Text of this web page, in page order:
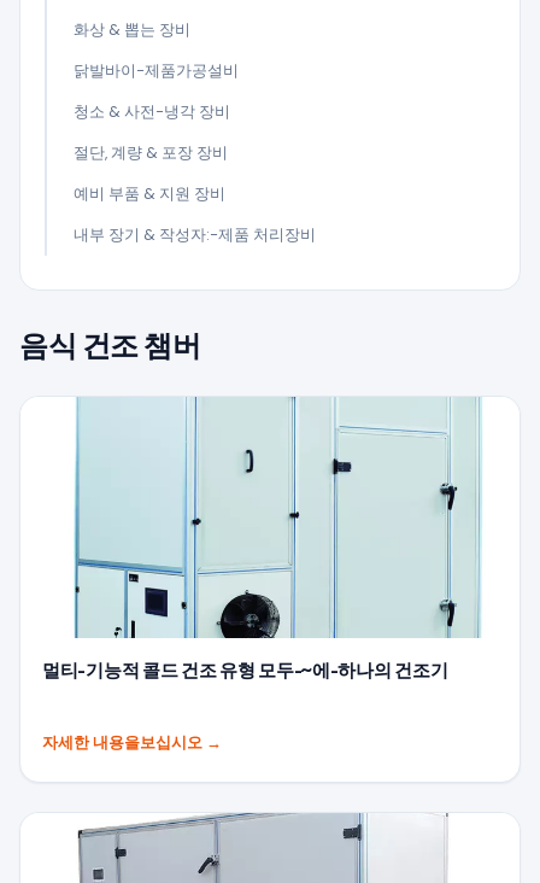
화상 & 뽑는 장비
닭발바이-제품가공설비
청소 & 사전-냉각 장비
절단, 계량 & 포장 장비
예비 부품 & 지원 장비
내부 장기 & 작성자:-제품 처리장비
음식 건조 챔버
멀티-기능적 콜드 건조 유형 모두-~에-하나의 건조기
자세한 내용을보십시오 →